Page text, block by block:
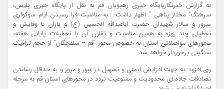
به گزارش خبرنگارپایگاه خبری رهپویان قم به نقل از پایگاه خبری پلیس،
سرهنگ” مختار پناهی ” اظهار داشت: به مناسبت فرا رسيدن ايام سوگواري
سرور و سالار شهيدان حضرت اباعبدالله الحسين (ع) و ياران با وفايش و
تعطيلي چند روزه به همين مناسبت و تقارن آن با تعطيلات پاياني هفته،
محورهاي مواصلاتي استان به خصوص محور “قم – سلفچگان” از حجم ترافيک
سنگيني برخوردار خواهد شد.
وی افزود: به جهت افزايش ايمني و تسهيل در عبور و مرور و به حداقل رساندن
تصادفات جاده اي محدوديت و ممنوعيت تردد در محورهاي استان قم به مرحله